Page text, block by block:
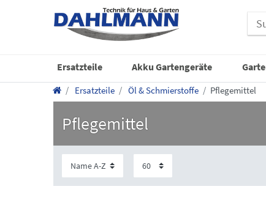
Ersatzteile Akku Gartengeräte
Ersatzteile Öl & Schmierstoffe Pflegemittel
Pflegemittel